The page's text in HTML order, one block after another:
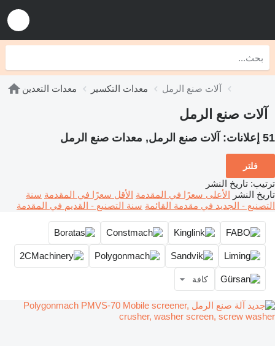
معدات التعدين معدات التكسير آلات صنع الرمل
آلات صنع الرمل
51 إعلانات: آلات صنع الرمل, معدات صنع الرمل
فلتر
ترتيب: تاريخ النشر
تاريخ النشر الأعلى سعرًا في المقدمة الأقل سعرًا في المقدمة سنة
التصنيع - الجديد في مقدمة القائمة سنة التصنيع - القديم في المقدمة
كافة